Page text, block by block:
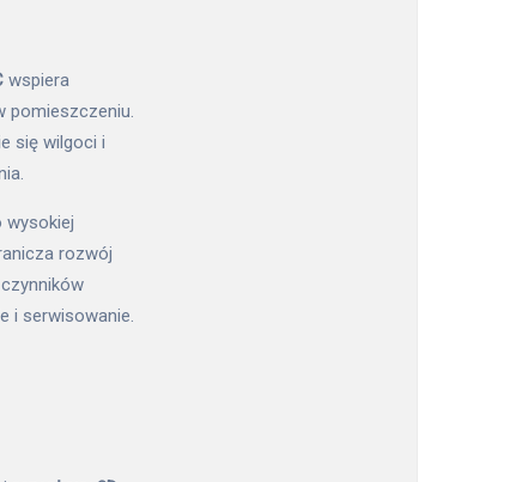
wspiera
pomieszczeniu.
się wilgoci i
wysokiej
rozwój
i serwisowanie.